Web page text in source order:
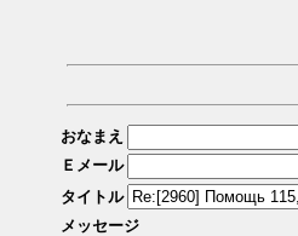
おなまえ
Ｅメール
タイトル
メッセージ